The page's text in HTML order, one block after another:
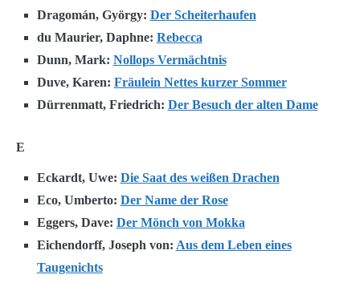
Dragomán, György: Der Scheiterhaufen
du Maurier, Daphne: Rebecca
Dunn, Mark: Nollops Vermächtnis
Duve, Karen: Fräulein Nettes kurzer Sommer
Dürrenmatt, Friedrich: Der Besuch der alten Dame
E
Eckardt, Uwe: Die Saat des weißen Drachen
Eco, Umberto: Der Name der Rose
Eggers, Dave: Der Mönch von Mokka
Eichendorff, Joseph von: Aus dem Leben eines
Taugenichts